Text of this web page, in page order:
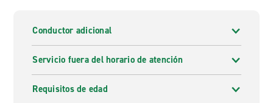
Conductor adicional
Servicio fuera del horario de atención
Requisitos de edad